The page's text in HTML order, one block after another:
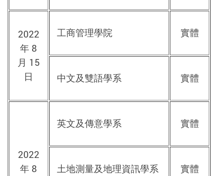
2022
年 8
月 15
日
工商管理學院 實體
中文及雙語學系 實體
2022
年 8
英文及傳意學系 實體
土地測量及地理資訊學系 實體